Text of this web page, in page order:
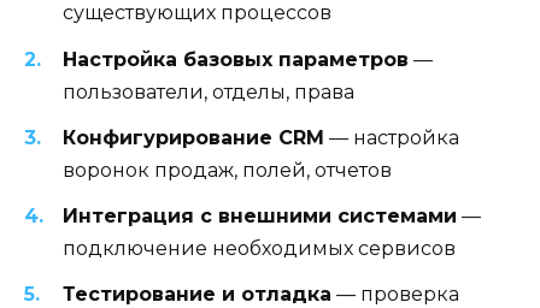
существующих процессов
Настройка базовых параметров —
пользователи, отделы, права
Конфигурирование CRM — настройка
воронок продаж, полей, отчетов
Интеграция с внешними системами —
подключение необходимых сервисов
Тестирование и отладка — проверка